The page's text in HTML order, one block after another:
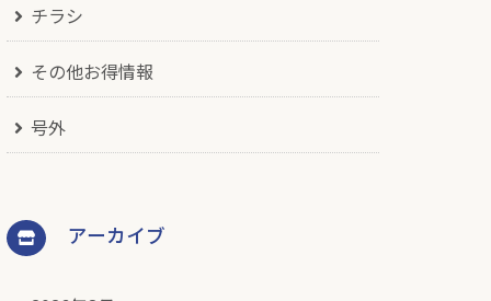
チラシ
その他お得情報
号外
アーカイブ